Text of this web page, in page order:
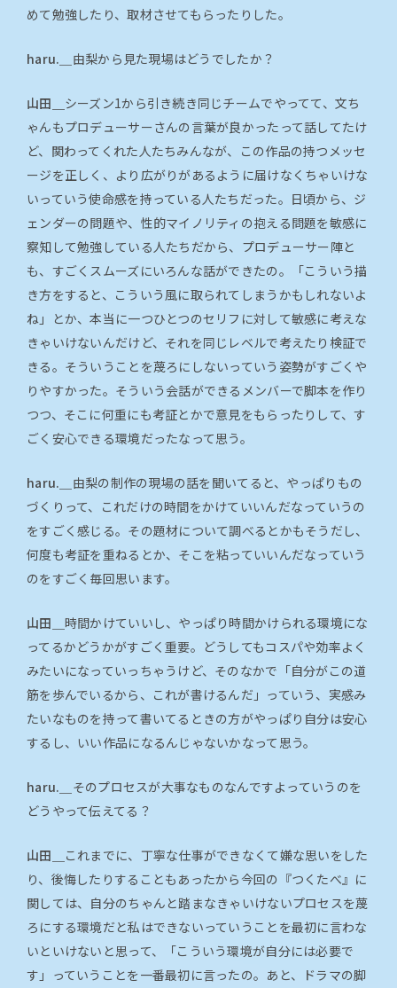
めて勉強したり、取材させてもらったりした。
haru.＿ 由梨から見た現場はどうでしたか？
山田＿ シーズン1から引き続き同じチームでやってて、文ち
ゃんもプロデューサーさんの言葉が良かったって話してたけ
ど、関わってくれた人たちみんなが、この作品の持つメッセ
ージを正しく、より広がりがあるように届けなくちゃいけな
いっていう使命感を持っている人たちだった。日頃から、ジ
ェンダーの問題や、性的マイノリティの抱える問題を敏感に
察知して勉強している人たちだから、プロデューサー陣と
も、すごくスムーズにいろんな話ができたの。「こういう描
き方をすると、こういう風に取られてしまうかもしれないよ
ね」とか、本当に一つひとつのセリフに対して敏感に考えな
きゃいけないんだけど、それを同じレベルで考えたり検証で
きる。そういうことを蔑ろにしないっていう姿勢がすごくや
りやすかった。そういう会話ができるメンバーで脚本を作り
つつ、そこに何重にも考証とかで意見をもらったりして、す
ごく安心できる環境だったなって思う。
haru.＿ 由梨の制作の現場の話を聞いてると、やっぱりもの
づくりって、これだけの時間をかけていいんだなっていうの
をすごく感じる。その題材について調べるとかもそうだし、
何度も考証を重ねるとか、そこを粘っていいんだなっていう
のをすごく毎回思います。
山田＿ 時間かけていいし、やっぱり時間かけられる環境にな
ってるかどうかがすごく重要。どうしてもコスパや効率よく
みたいになっていっちゃうけど、そのなかで「自分がこの道
筋を歩んでいるから、これが書けるんだ」っていう、実感み
たいなものを持って書いてるときの方がやっぱり自分は安心
するし、いい作品になるんじゃないかなって思う。
haru.＿ そのプロセスが大事なものなんですよっていうのを
どうやって伝えてる？
山田＿
これまでに、丁寧な仕事ができなくて嫌な思いをした
り、後悔したりすることもあったから今回の『つくたべ』に
関しては、自分のちゃんと踏まなきゃいけないプロセスを蔑
ろにする環境だと私はできないっていうことを最初に言わな
いといけないと思って、「こういう環境が自分には必要で
す」っていうことを一番最初に言ったの。あと、ドラマの脚